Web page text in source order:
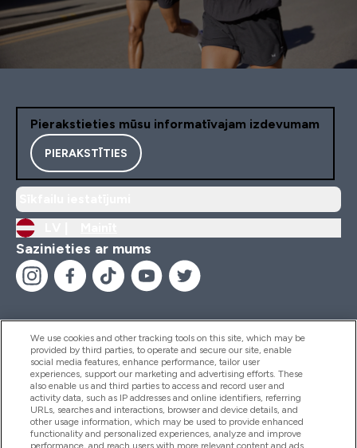
Pierakstieties mūsu informatīvajam izdevumam
PIERAKSTĪTIES
Sazinieties ar mums
Palīdzība Un Informācija
Produkti
We use cookies and other tracking tools on this site, which may be
provided by third parties, to operate and secure our site, enable
social media features, enhance performance, tailor user
experiences, support our marketing and advertising efforts. These
also enable us and third parties to access and record user and
activity data, such as IP addresses and online identifiers, referring
URLs, searches and interactions, browser and device details, and
other usage information, which may be used to provide enhanced
functionality and personalized experiences, analyze and improve
performance, and reach users with more relevant content and ads